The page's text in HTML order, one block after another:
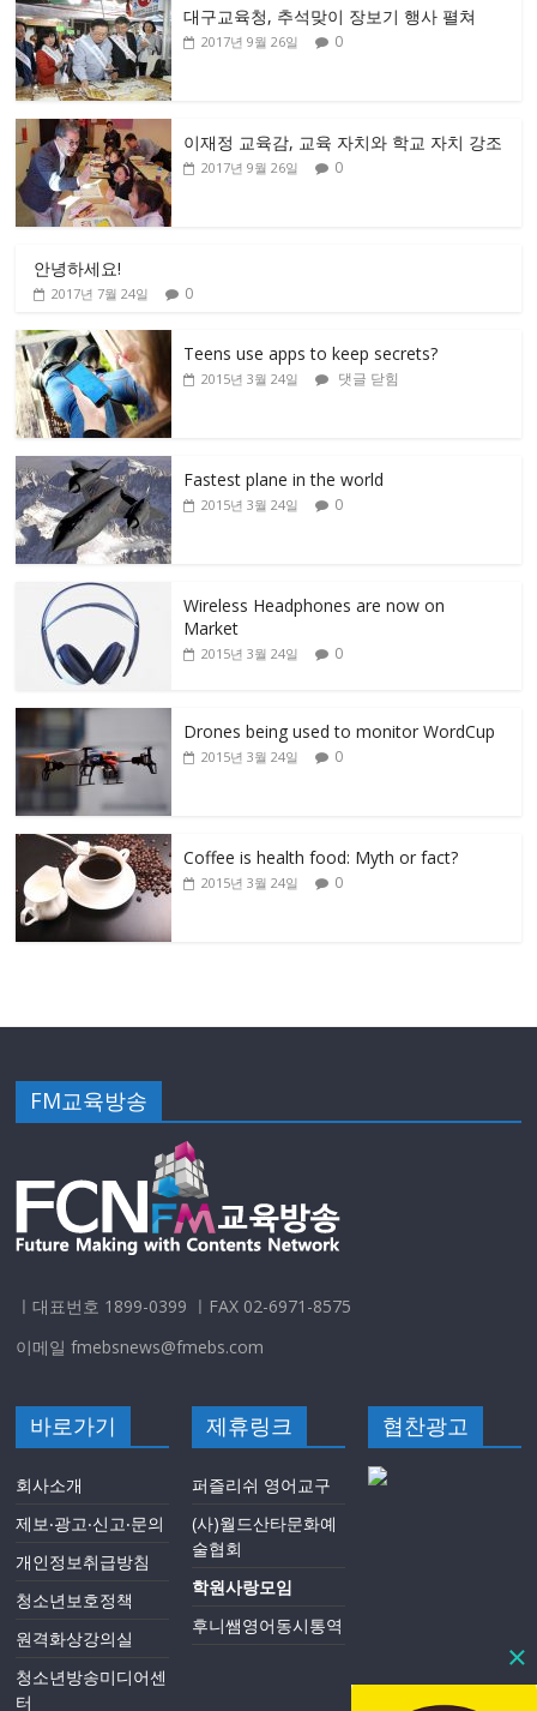
대구교육청, 추석맞이 장보기 행사 펼쳐
2017년 9월 26일 0
이재정 교육감, 교육 자치와 학교 자치 강조
2017년 9월 26일 0
안녕하세요!
2017년 7월 24일 0
Teens use apps to keep secrets?
2015년 3월 24일 댓글 닫힘
Fastest plane in the world
2015년 3월 24일 0
Wireless Headphones are now on
Market
2015년 3월 24일 0
Drones being used to monitor WordCup
2015년 3월 24일 0
Coffee is health food: Myth or fact?
2015년 3월 24일 0
FM교육방송
ㅣ대표번호 1899-0399 ㅣFAX 02-6971-8575
이메일 fmebsnews@fmebs.com
바로가기
회사소개
제보‧광고‧신고‧문의
개인정보취급방침
청소년보호정책
원격화상강의실
청소년방송미디어센
터
제휴링크
퍼즐리쉬 영어교구
(사)월드산타문화예
술협회
학원사랑모임
후니쌤영어동시통역
협찬광고